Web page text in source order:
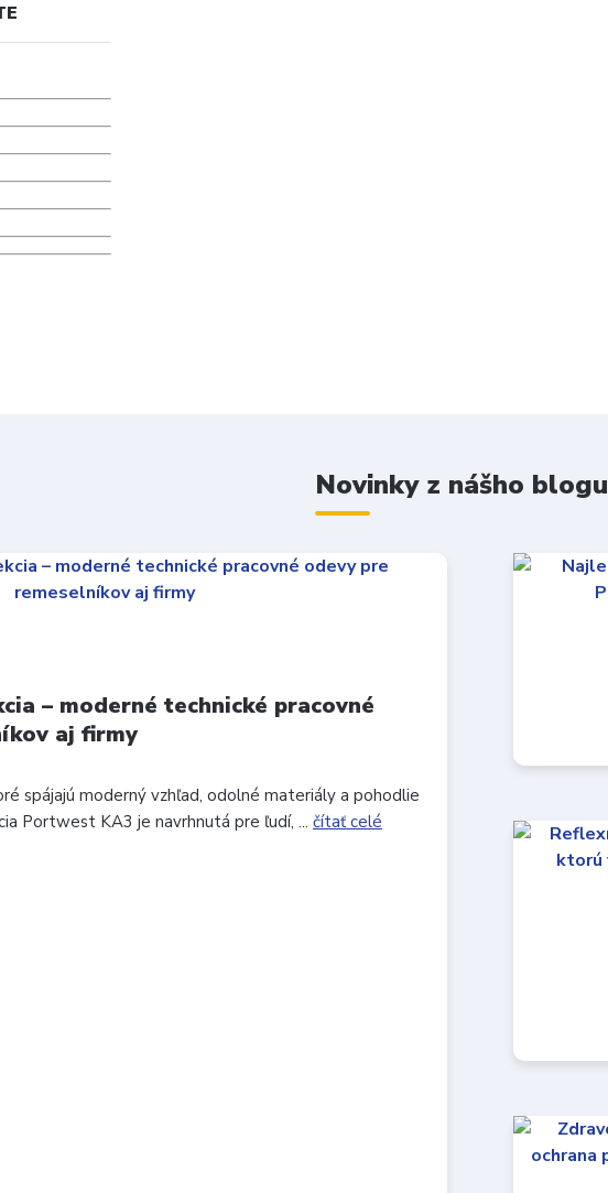
Novinky z nášho blogu
– moderné technické pracovné
aj firmy
spájajú moderný vzhľad, odolné materiály a pohodlie
Portwest KA3 je navrhnutá pre ľudí, ... čítať celé